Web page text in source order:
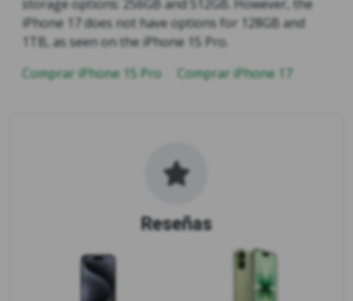
storage options: 256GB and 512GB. However, the
iPhone 17 does not have options for 128GB and
1TB, as seen on the iPhone 15 Pro.
Comprar iPhone 15 Pro
Comprar iPhone 17
Reseñas